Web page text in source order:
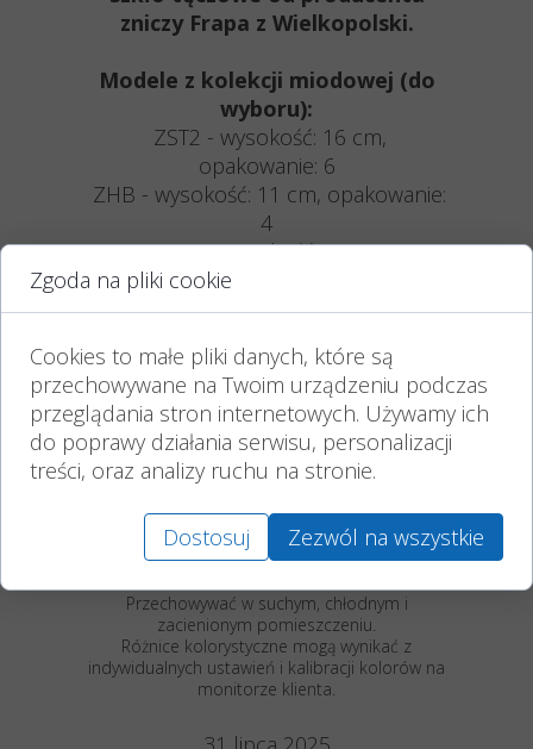
zniczy Frapa z Wielkopolski.
Modele z kolekcji miodowej (do
wyboru):
ZST2 - wysokość: 16 cm,
opakowanie: 6
ZHB - wysokość: 11 cm, opakowanie:
4
ZTUL - wysokość: 18 cm,
opakowanie: 6
Z-KAL - wysokość: 18 cm,
ZBR - wysokość: 14 cm,
opakowanie: 4
ZST - wysokość: 13 cm, opakowanie:
9
Czas wypalania podany jest w przybliżeniu,
uzależniony jest od panujących warunków
atmosferycznych oraz wielkości zastosowanego
Przechowywać w suchym, chłodnym i
zacienionym pomieszczeniu.
Różnice kolorystyczne mogą wynikać z
indywidualnych ustawień i kalibracji kolorów na
monitorze klienta.
Zgoda na pliki cookie
Cookies to małe pliki danych, które są
przechowywane na Twoim urządzeniu podczas
przeglądania stron internetowych. Używamy ich
do poprawy działania serwisu, personalizacji
treści, oraz analizy ruchu na stronie.
Dostosuj Zezwól na wszystkie